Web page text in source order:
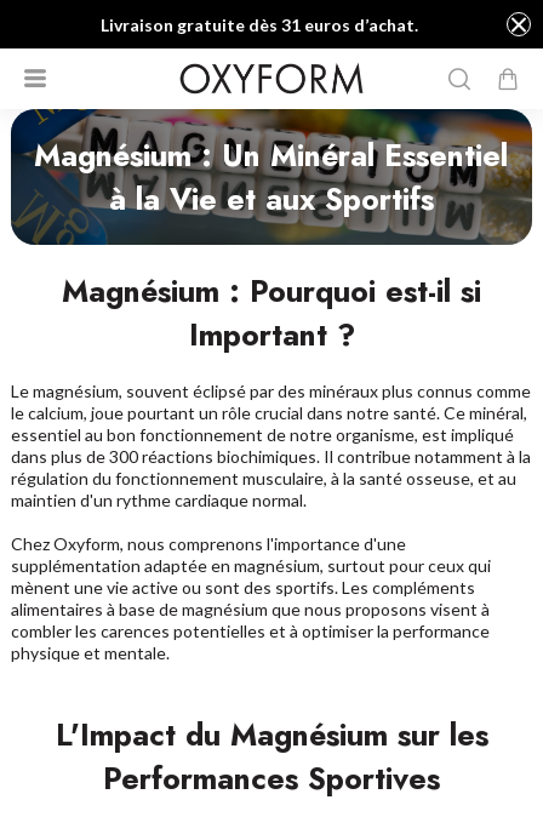
Livraison gratuite dès 31 euros d’achat.
Magnésium : Un Minéral Essentiel
à la Vie et aux Sportifs
Magnésium : Pourquoi est-il si
Important ?
Le magnésium, souvent éclipsé par des minéraux plus connus comme
le calcium, joue pourtant un rôle crucial dans notre santé. Ce minéral,
essentiel au bon fonctionnement de notre organisme, est impliqué
dans plus de 300 réactions biochimiques. Il contribue notamment à la
régulation du fonctionnement musculaire, à la santé osseuse, et au
maintien d'un rythme cardiaque normal.
Chez Oxyform, nous comprenons l'importance d'une
supplémentation adaptée en magnésium, surtout pour ceux qui
mènent une vie active ou sont des sportifs. Les compléments
alimentaires à base de magnésium que nous proposons visent à
combler les carences potentielles et à optimiser la performance
physique et mentale.
L'Impact du Magnésium sur les
Performances Sportives